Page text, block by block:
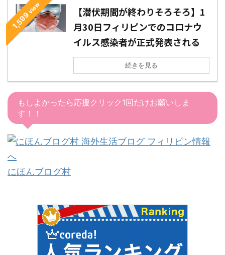
1,599
view
【潜伏期間が終わりそろそろ】1
月30日フィリピンでのコロナウ
イルス感染者が正式発表される
続きを見る
もしよかったら応援クリック1回だけお願いしま
す！！
にほんブログ村